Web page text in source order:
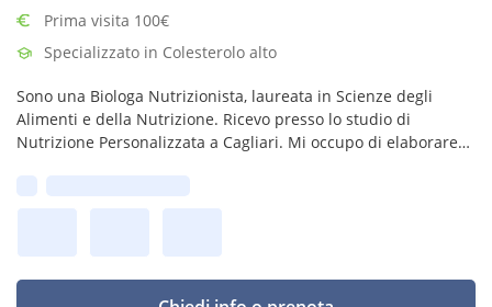
Prima visita 100€
Specializzato in Colesterolo alto
Sono una Biologa Nutrizionista, laureata in Scienze degli
Alimenti e della Nutrizione. Ricevo presso lo studio di
Nutrizione Personalizzata a Cagliari. Mi occupo di elaborare